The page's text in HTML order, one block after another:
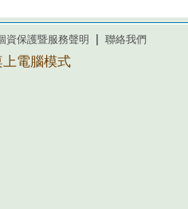
資保護暨服務聲明 聯絡我們
電腦模式